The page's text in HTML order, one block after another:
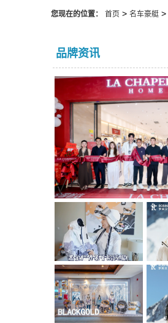
您现在的位置： 首页> 名车豪艇>
品牌资讯